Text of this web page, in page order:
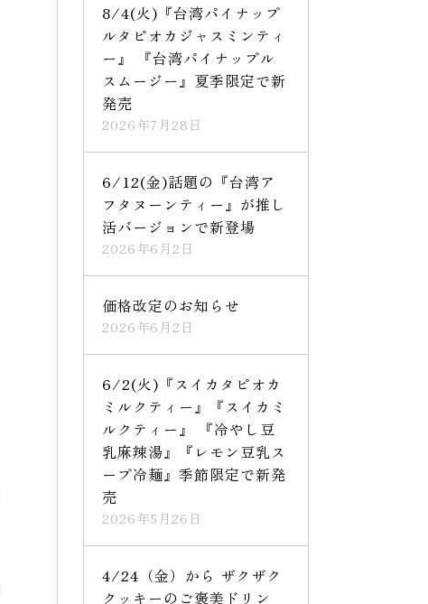
8/4(火)『台湾パイナップ
ルタピオカジャスミンティ
ー』 『台湾パイナップル
スムージー』夏季限定で新
発売
2026年7月28日
6/12(金)話題の『台湾ア
フタヌーンティー』が推し
活バージョンで新登場
2026年6月2日
価格改定のお知らせ
2026年6月2日
6/2(火)『スイカタピオカ
ミルクティー』『スイカミ
ルクティー』 『冷やし豆
乳麻辣湯』『レモン豆乳ス
ープ冷麺』季節限定で新発
売
2026年5月26日
4/24（金）から ザクザク
クッキーのご褒美ドリン